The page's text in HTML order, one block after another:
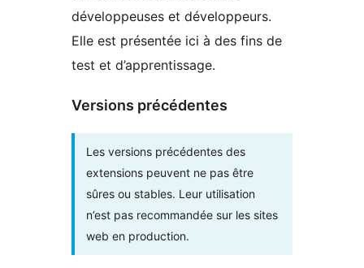
développeuses et développeurs.
Elle est présentée ici à des fins de
test et d’apprentissage.
Versions précédentes
Les versions précédentes des
extensions peuvent ne pas être
sûres ou stables. Leur utilisation
n’est pas recommandée sur les sites
web en production.